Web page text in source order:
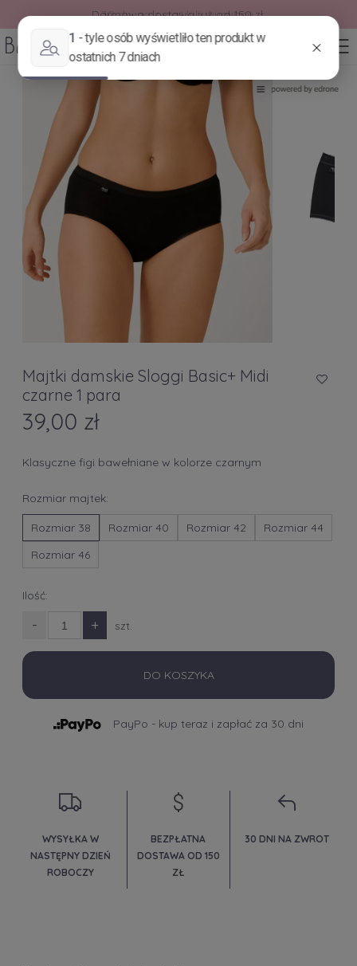
30 dni na zwrot lub wymianę.
Majtki damskie Sloggi Basic+ Midi
czarne 1 para
39,00 zł
Klasyczne figi bawełniane w kolorze czarnym
Rozmiar majtek:
Rozmiar 38 Rozmiar 40 Rozmiar 42
Rozmiar 44
Rozmiar 46
Ilość:
- + szt.
DO KOSZYKA
PayPo - kup teraz i zapłać za 30 dni
WYSYŁKA W
NASTĘPNY DZIEŃ
ROBOCZY
BEZPŁATNA
DOSTAWA OD 150
ZŁ
30 DNI NA ZWROT